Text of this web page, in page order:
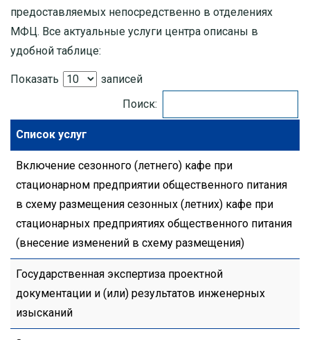
предоставляемых непосредственно в отделениях
МФЦ. Все актуальные услуги центра описаны в
удобной таблице:
Показать
записей
Поиск:
Список услуг
Включение сезонного (летнего) кафе при
стационарном предприятии общественного питания
в схему размещения сезонных (летних) кафе при
стационарных предприятиях общественного питания
(внесение изменений в схему размещения)
Государственная экспертиза проектной
документации и (или) результатов инженерных
изысканий